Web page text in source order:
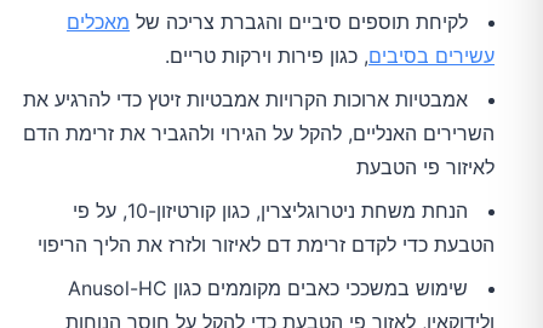
לקיחת תוספים סיביים והגברת צריכה של מאכלים
עשירים בסיבים, כגון פירות וירקות טריים.
אמבטיות ארוכות הקרויות אמבטיות זיטץ כדי להרגיע את
השרירים האנליים, להקל על הגירוי ולהגביר את זרימת הדם
לאיזור פי הטבעת
הנחת משחת ניטרוגליצרין, כגון קורטיזון-10, על פי
הטבעת כדי לקדם זרימת דם לאיזור ולזרז את הליך הריפוי
שימוש במשככי כאבים מקוממים כגון Anusol-HC
ולידוקאין, לאזור פי הטבעת כדי להקל על חוסר הנוחות